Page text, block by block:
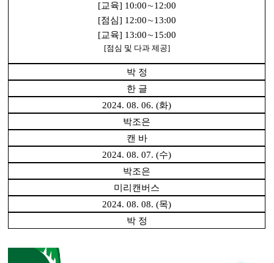
[교육] 10:00∼12:00
[점심] 12:00∼13:00
[교육] 13:00∼15:00
[점심 및 다과 제공]
박 정
한 글
2024. 08. 06. (화)
박조은
캔 바
2024. 08. 07. (수)
박조은
미리캔버스
2024. 08. 08. (목)
박 정